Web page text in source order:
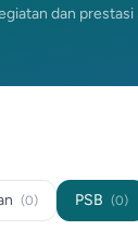
dan prestasi
(0) PSB (0)